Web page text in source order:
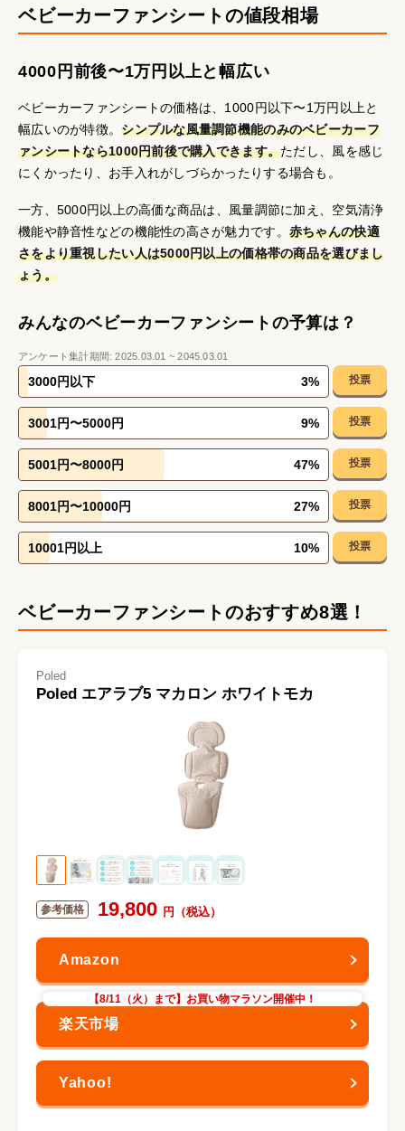
ベビーカーファンシートの値段相場
4000円前後〜1万円以上と幅広い
ベビーカーファンシートの価格は、1000円以下〜1万円以上と
幅広いのが特徴。シンプルな風量調節機能のみのベビーカーフ
ァンシートなら1000円前後で購入できます。ただし、風を感じ
にくかったり、お手入れがしづらかったりする場合も。
一方、5000円以上の高価な商品は、風量調節に加え、空気清浄
機能や静音性などの機能性の高さが魅力です。 赤ちゃんの快適
さをより重視したい人は5000円以上の価格帯の商品を選びまし
ょう。
みんなのベビーカーファンシートの予算は？
アンケート集計期間:2025.03.01 ~2045.03.01
3000円以下 3% 投票
3001円〜5000円 9% 投票
5001円〜8000円 47% 投票
8001円〜10000円 27% 投票
10001円以上 10% 投票
ベビーカーファンシートのおすすめ8選！
Poled
Poled エアラブ5 マカロン ホワイトモカ
19,800
【8/11（火）まで】お買い物マラソン開催中！